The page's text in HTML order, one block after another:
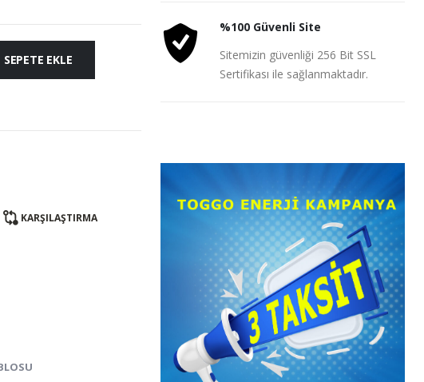
SEPETE EKLE
KARŞILAŞTIRMA
%100 Güvenli Site
Sitemizin güvenliği 256 Bit SSL
Sertifikası ile sağlanmaktadır.